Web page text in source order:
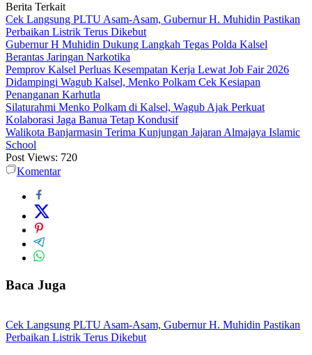
Berita Terkait
Cek Langsung PLTU Asam-Asam, Gubernur H. Muhidin Pastikan
Perbaikan Listrik Terus Dikebut
Gubernur H Muhidin Dukung Langkah Tegas Polda Kalsel
Berantas Jaringan Narkotika
Pemprov Kalsel Perluas Kesempatan Kerja Lewat Job Fair 2026
Didampingi Wagub Kalsel, Menko Polkam Cek Kesiapan
Penanganan Karhutla
Silaturahmi Menko Polkam di Kalsel, Wagub Ajak Perkuat
Kolaborasi Jaga Banua Tetap Kondusif
Walikota Banjarmasin Terima Kunjungan Jajaran Almajaya Islamic
School
Post Views: 720
Komentar
Baca Juga
Cek Langsung PLTU Asam-Asam, Gubernur H. Muhidin Pastikan
Perbaikan Listrik Terus Dikebut